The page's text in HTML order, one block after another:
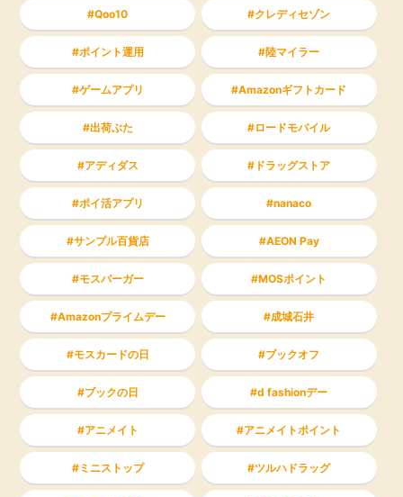
Qoo10 クレディセゾン
ポイント運用 陸マイラー
ゲームアプリ Amazonギフトカード
出荷ぶた ロードモバイル
アディダス ドラッグストア
ポイ活アプリ nanaco
サンプル百貨店 AEON Pay
モスバーガー MOSポイント
Amazonプライムデー 成城石井
モスカードの日 ブックオフ
ブックの日 d fashionデー
アニメイト アニメイトポイント
ミニストップ ツルハドラッグ